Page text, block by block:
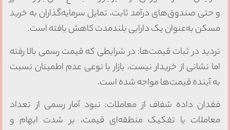
و حتی صندوق‌های درآمد ثابت، تمایل سرمایه‌گذاران به خرید
مسکن به‌عنوان یک دارایی بلندمدت کاهش یافته است.
تردید در ثبات قیمت‌ها: در شرایطی که قیمت رسمی بالا رفته
اما نشانی از خریدار نیست، بازار با نوعی عدم اطمینان نسبت
به آینده قیمت‌ها مواجه شده است.
فقدان داده شفاف از معاملات: نبود آمار رسمی از تعداد
معاملات یا تفکیک منطقه‌ای قیمت، بر شدت ابهام و